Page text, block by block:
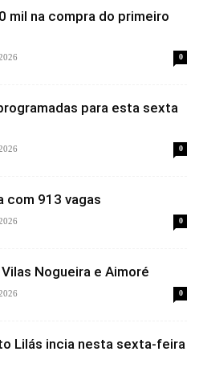
mil na compra do primeiro
0
para esta sexta
0
com 913 vagas
0
Nogueira e Aimoré
0
Lilás incia nesta sexta-feira